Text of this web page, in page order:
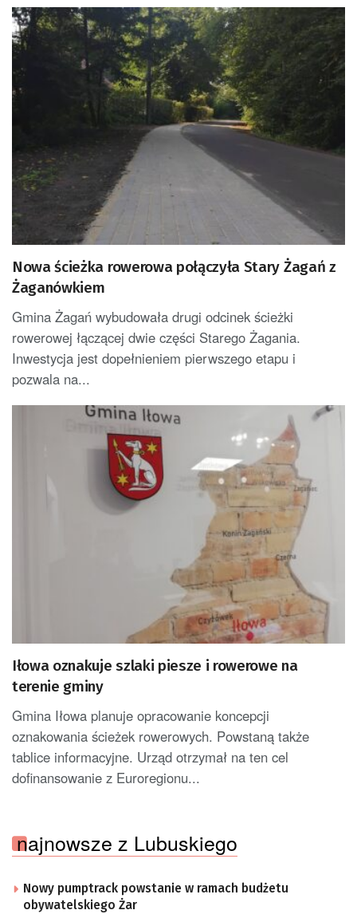
Nowa ścieżka rowerowa połączyła Stary Żagań z
Żaganówkiem
Gmina Żagań wybudowała drugi odcinek ścieżki
rowerowej łączącej dwie części Starego Żagania.
Inwestycja jest dopełnieniem pierwszego etapu i
pozwala na...
Iłowa oznakuje szlaki piesze i rowerowe na
terenie gminy
Gmina Iłowa planuje opracowanie koncepcji
oznakowania ścieżek rowerowych. Powstaną także
tablice informacyjne. Urząd otrzymał na ten cel
dofinansowanie z Euroregionu...
najnowsze z Lubuskiego
Nowy pumptrack powstanie w ramach budżetu
obywatelskiego Żar